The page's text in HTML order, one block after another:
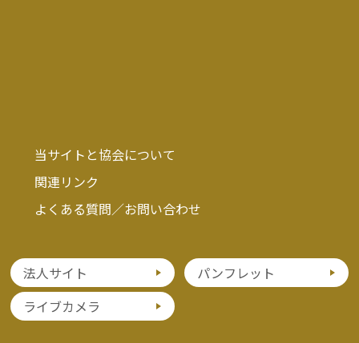
当サイトと協会について
関連リンク
よくある質問／お問い合わせ
法人サイト
パンフレット
ライブカメラ